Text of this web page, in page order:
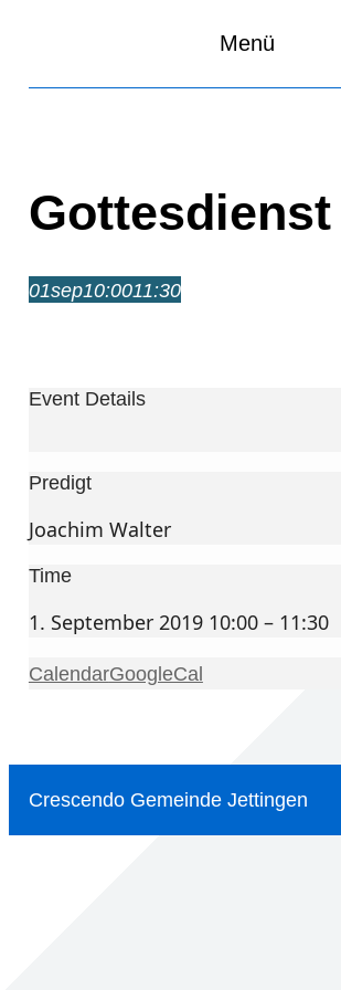
Menü
Gottesdienst
01sep10:0011:30
Event Details
Predigt
Joachim Walter
Time
1. September 2019 10:00 – 11:30
CalendarGoogleCal
Crescendo Gemeinde Jettingen